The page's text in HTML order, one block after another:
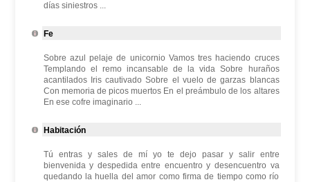
días siniestros ...
Fe
Sobre azul pelaje de unicornio Vamos tres haciendo cruces
Templando el remo incansable de la vida Sobre huraños
acantilados Iris cautivado Sobre el vuelo de garzas blancas
Con memoria de picos muertos En el preámbulo de los altares
En ese cofre imaginario ...
Habitación
Tú entras y sales de mí yo te dejo pasar y salir entre
bienvenida y despedida entre encuentro y desencuentro va
quedando la huella del amor como firma de tiempo como río